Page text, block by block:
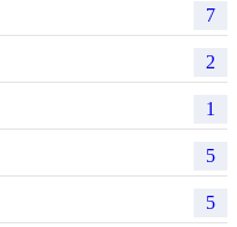
7
2
1
5
5